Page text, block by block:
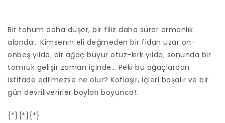
Bir tohum daha düşer, bir filiz daha sürer ormanlık
alanda… Kimsenin eli değmeden bir fidan uzar on-
onbeş yılda; bir ağaç büyür otuz-kırk yılda; sonunda bir
tomruk gelişir zaman içinde… Peki bu ağaçlardan
istifade edilmezse ne olur? Koflaşır, içleri boşalır ve bir
gün devriliverirler boyları boyunca!..
{*}{*}{*}